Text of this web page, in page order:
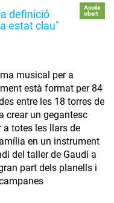
definició
estat clau"
Accés
obert
musical per a
està format per 84
entre les 18 torres de
crear un gegantesc
totes les llars de
en un instrument
del taller de Gaudí a
part dels planells i